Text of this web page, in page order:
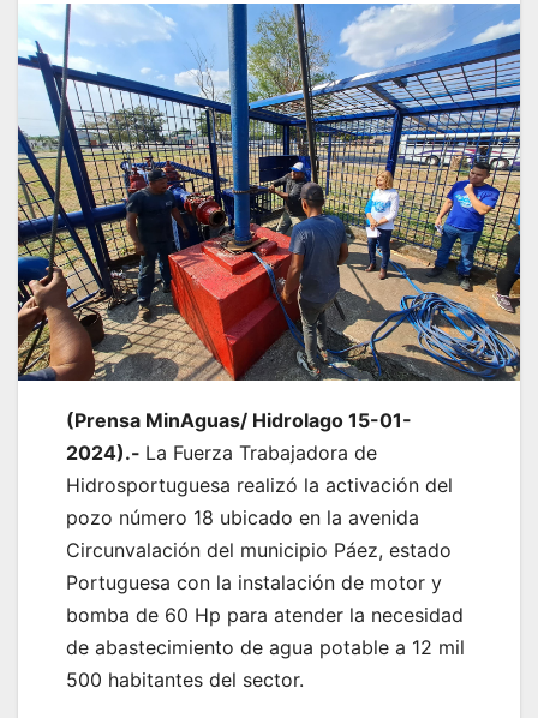
(Prensa MinAguas/ Hidrolago 15-01-
2024).- La Fuerza Trabajadora de
Hidrosportuguesa realizó la activación del
pozo número 18 ubicado en la avenida
Circunvalación del municipio Páez, estado
Portuguesa con la instalación de motor y
bomba de 60 Hp para atender la necesidad
de abastecimiento de agua potable a 12 mil
500 habitantes del sector.